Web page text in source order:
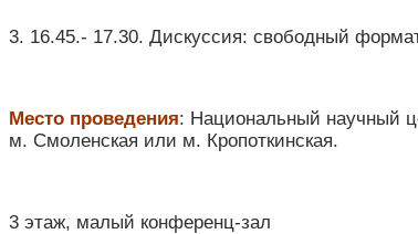
3.​ 16.45.- 17.30. Дискуссия: свободный
Место проведения: Национальный научный
м. Смоленская или м. Кропоткинская.
3 этаж, малый конференц-зал